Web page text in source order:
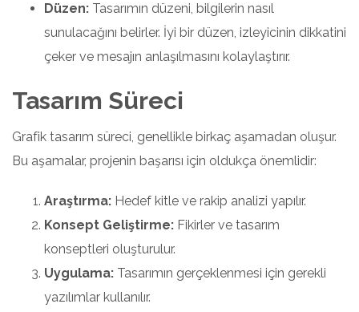
Düzen: Tasarımın düzeni, bilgilerin nasıl
sunulacağını belirler. İyi bir düzen, izleyicinin dikkatini
çeker ve mesajın anlaşılmasını kolaylaştırır.
Tasarım Süreci
Grafik tasarım süreci, genellikle birkaç aşamadan oluşur.
Bu aşamalar, projenin başarısı için oldukça önemlidir:
Araştırma: Hedef kitle ve rakip analizi yapılır.
Konsept Geliştirme: Fikirler ve tasarım
konseptleri oluşturulur.
Uygulama: Tasarımın gerçeklenmesi için gerekli
yazılımlar kullanılır.